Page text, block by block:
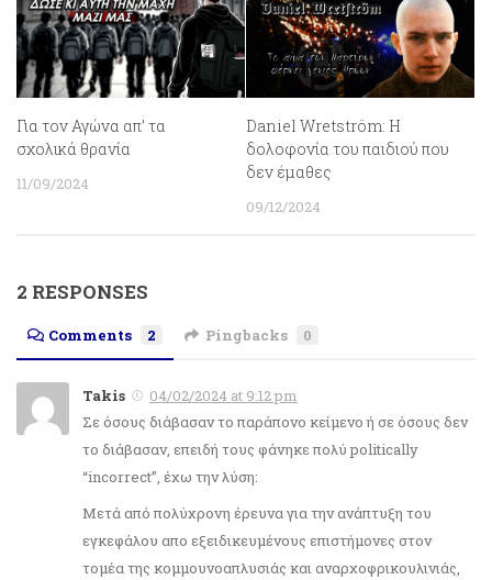
Για τον Αγώνα απ’ τα
σχολικά θρανία
11/09/2024
Daniel Wretström: Η
δολοφονία του παιδιού που
δεν έμαθες
09/12/2024
2 RESPONSES
Comments 2 Pingbacks 0
Takis
04/02/2024 at 9:12 pm
Σε όσους διάβασαν το παράπονο κείμενο ή σε όσους δεν
το διάβασαν, επειδή τους φάνηκε πολύ politically
“incorrect”, έχω την λύση:
Μετά από πολύχρονη έρευνα για την ανάπτυξη του
εγκεφάλου απο εξειδικευμένους επιστήμονες στον
τομέα της κομμουνοαπλυσιάς και αναρχοφρικουλινιάς,